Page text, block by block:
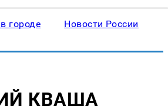
городе Новости России
КВАША